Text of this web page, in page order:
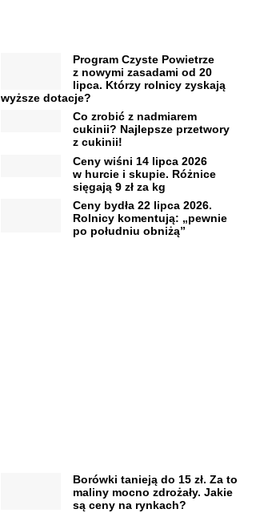
Program Czyste Powietrze
z nowymi zasadami od 20
lipca. Którzy rolnicy zyskają
wyższe dotacje?
Co zrobić z nadmiarem
cukinii? Najlepsze przetwory
z cukinii!
Ceny wiśni 14 lipca 2026
w hurcie i skupie. Różnice
sięgają 9 zł za kg
Ceny bydła 22 lipca 2026.
Rolnicy komentują: „pewnie
po południu obniżą”
Borówki tanieją do 15 zł. Za to
maliny mocno zdrożały. Jakie
są ceny na rynkach?